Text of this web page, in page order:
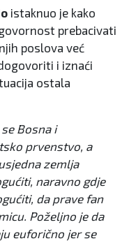
istaknuo je kako
prebacivati
poslova već
i iznaći
ostala
Bosna i
prvenstvo, a
zemlja
naravno gdje
da prave fan
Poželjno je da
euforično jer se